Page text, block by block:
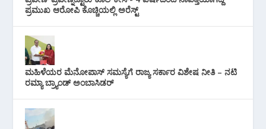
ಪ್ರಮುಖ ಆರೋಪಿ ಕೊಚ್ಚಿಯಲ್ಲಿ ಅರೆಸ್ಟ್‌
ಮಹಿಳೆಯರ ಮೆನೋಪಾಸ್ ಸಮಸ್ಯೆಗೆ ರಾಜ್ಯ ಸರ್ಕಾರ ವಿಶೇಷ ನೀತಿ – ನಟಿ
ರಮ್ಯಾ ಬ್ರ್ಯಾಂಡ್ ಅಂಬಾಸಿಡರ್